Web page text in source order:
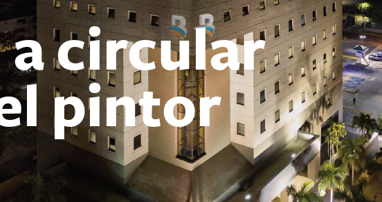
a circular
pintor